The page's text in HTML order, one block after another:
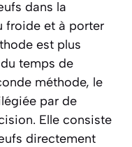
dans la
froide et à porter
est plus
temps de
méthode, le
par de
Elle consiste
directement